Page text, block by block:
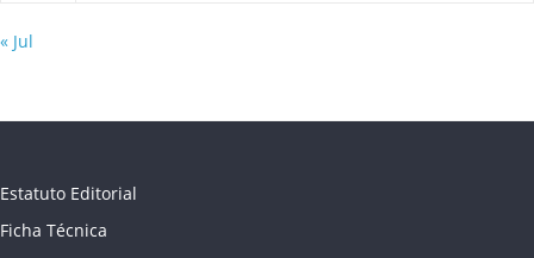
« Jul
Estatuto Editorial
Ficha Técnica